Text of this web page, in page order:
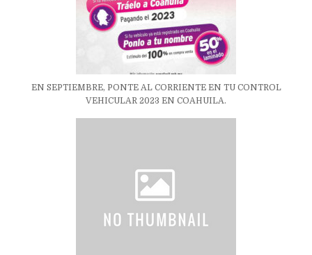
EN SEPTIEMBRE, PONTE AL CORRIENTE EN TU CONTROL
VEHICULAR 2023 EN COAHUILA.